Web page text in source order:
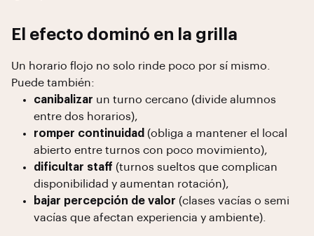
El efecto dominó en la grilla
Un horario flojo no solo rinde poco por sí mismo.
Puede también:
canibalizar un turno cercano (divide alumnos
entre dos horarios),
romper continuidad (obliga a mantener el local
abierto entre turnos con poco movimiento),
dificultar staff (turnos sueltos que complican
disponibilidad y aumentan rotación),
bajar percepción de valor (clases vacías o semi
vacías que afectan experiencia y ambiente).